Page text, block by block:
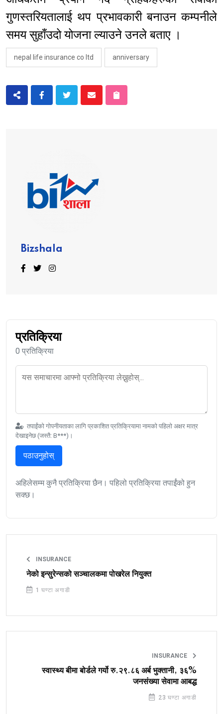
गुणस्तरियतालाई थप प्रभावकारी बनाउन कम्पनीले
समय सुहाँउदो योजना ल्याउने उनले बताए ।
nepal life insurance co ltd anniversary
Bizshala
प्रतिक्रिया
0 प्रतिक्रिया
तपाईंको गोपनीयताका लागि प्रकाशित प्रतिक्रियामा नामको पहिलो अक्षर मात्र
देखाइनेछ (जस्तै: B***)।
पठाउनुहोस्
अहिलेसम्म कुनै प्रतिक्रिया छैन। पहिलो प्रतिक्रिया तपाईंको हुन
सक्छ।
INSURANCE
नेको इन्सुरेन्सको सञ्चालकमा पोखरेल नियुक्त
1 घण्टा अगाडी
INSURANCE
स्वास्थ्य बीमा बोर्डले गर्यो रु.२९.८६ अर्ब भुक्तानी, ३६%
जनसंख्या सेवामा आबद्ध
23 घण्टा अगाडी